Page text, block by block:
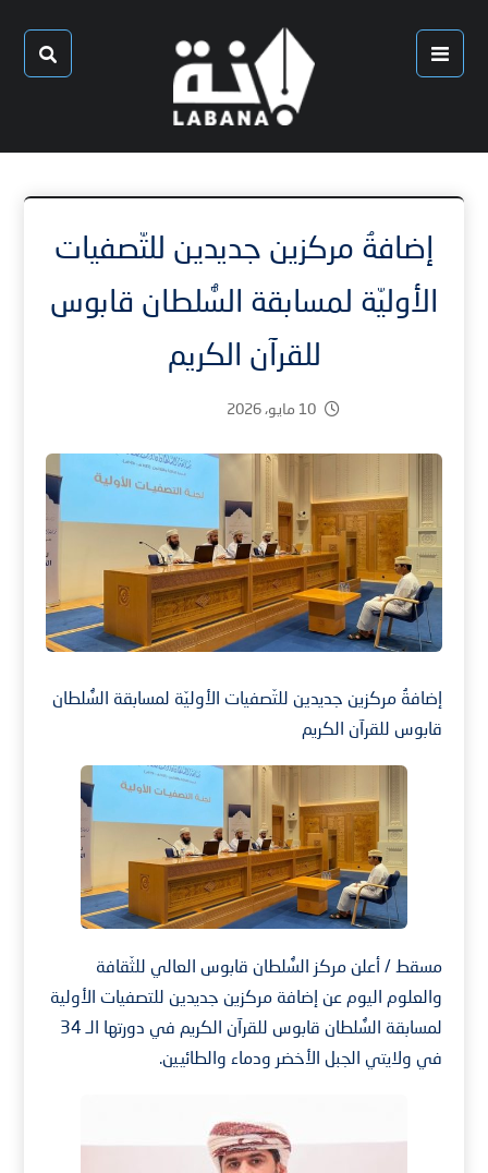
إضافةُ مركزين جديدين للتّصفيات
الأوليّة لمسابقة السُّلطان قابوس
للقرآن الكريم
10 مايو، 2026
إضافةُ مركزين جديدين للتّصفيات الأوليّة لمسابقة السُّلطان
قابوس للقرآن الكريم
مسقط / أعلن مركز السُّلطان قابوس العالي للثّقافة
والعلوم اليوم عن إضافة مركزين جديدين للتصفيات الأولية
لمسابقة السُّلطان قابوس للقرآن الكريم في دورتها الـ 34
في ولايتي الجبل الأخضر ودماء والطائيين.